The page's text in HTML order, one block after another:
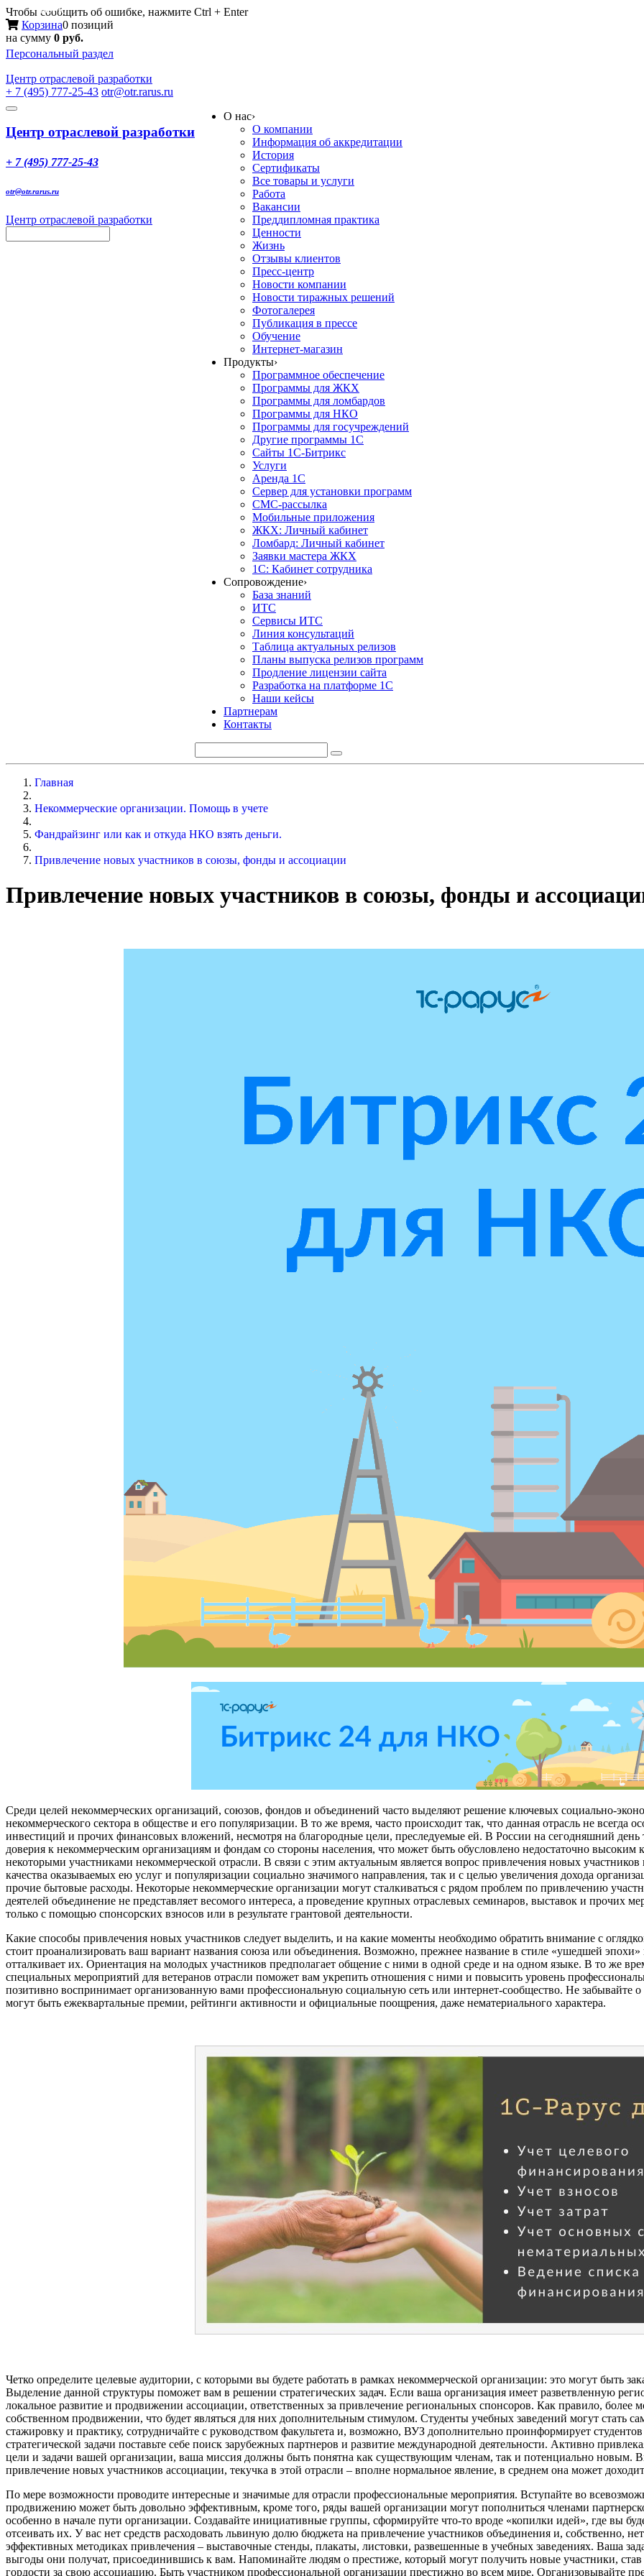
Чтобы сообщить об ошибке, нажмите Ctrl + Enter
Корзина0 позиций
на сумму 0 руб.
Персональный раздел
Центр отраслевой разработки
+ 7 (495) 777-25-43 otr@otr.rarus.ru
Toggle
Меню
Центр отраслевой разработки
+ 7 (495) 777-25-43
otr@otr.rarus.ru
Центр отраслевой разработки
О нас›
О компании
Информация об аккредитации
История
Сертификаты
Все товары и услуги
Работа
Вакансии
Преддипломная практика
Ценности
Жизнь
Отзывы клиентов
Пресс-центр
Новости компании
Новости тиражных решений
Фотогалерея
Публикация в прессе
Обучение
Интернет-магазин
Продукты›
Программное обеспечение
Программы для ЖКХ
Программы для ломбардов
Программы для НКО
Программы для госучреждений
Другие программы 1С
Сайты 1С-Битрикс
Услуги
Аренда 1С
Сервер для установки программ
СМС-рассылка
Мобильные приложения
ЖКХ: Личный кабинет
Ломбард: Личный кабинет
Заявки мастера ЖКХ
1С: Кабинет сотрудника
Сопровождение›
База знаний
ИТС
Сервисы ИТС
Линия консультаций
Таблица актуальных релизов
Планы выпуска релизов программ
Продление лицензии сайта
Разработка на платформе 1С
Наши кейсы
Партнерам
Контакты
Главная
Некоммерческие организации. Помощь в учете
Фандрайзинг или как и откуда НКО взять деньги.
Привлечение новых участников в союзы, фонды и ассоциации
Привлечение новых участников в союзы, фонды и
Среди целей некоммерческих организаций, союзов, фондов и объединений часто выделяют решение ключевых социально-
некоммерческого сектора в обществе и его популяризации. В то же время, часто происходит так, что данная отрасль не всегда
инвестиций и прочих финансовых вложений, несмотря на благородные цели, преследуемые ей. В России на сегодняшний день
доверия к некоммерческим организациям и фондам со стороны населения, что может быть обусловлено недостаточно
некоторыми участниками некоммерческой отрасли. В связи с этим актуальным является вопрос привлечения новых
качества оказываемых ею услуг и популяризации социально значимого направления, так и с целью увеличения дохода
прочие бытовые расходы. Некоторые некоммерческие организации могут сталкиваться с рядом проблем по привлечению
деятелей объединение не представляет весомого интереса, а проведение крупных отраслевых семинаров, выставок и прочих
только с помощью спонсорских взносов или в результате грантовой деятельности.
Какие способы привлечения новых участников следует выделить, и на какие моменты необходимо обратить внимание с
стоит проанализировать ваш вариант названия союза или объединения. Возможно, прежнее название в стиле «ушедшей
отталкивает их. Ориентация на молодых участников предполагает общение с ними в одной среде и на одном языке. В то же
специальных мероприятий для ветеранов отрасли поможет вам укрепить отношения с ними и повысить уровень
позитивно воспринимает организованную вами профессиональную социальную сеть или интернет-сообщество. Не
могут быть ежеквартальные премии, рейтинги активности и официальные поощрения, даже нематериального характера.
Четко определите целевые аудитории, с которыми вы будете работать в рамках некоммерческой организации: это могут быть
Выделение данной структуры поможет вам в решении стратегических задач. Если ваша организация имеет разветвленную
локальное развитие и продвижении ассоциации, ответственных за привлечение региональных спонсоров. Как правило, более
собственном продвижении, что будет являться для них дополнительным стимулом. Студенты учебных заведений могут
стажировку и практику, сотрудничайте с руководством факультета и, возможно, ВУЗ дополнительно проинформирует
стратегической задачи поставьте себе поиск зарубежных партнеров и развитие международной деятельности. Активно
цели и задачи вашей организации, ваша миссия должны быть понятна как существующим членам, так и потенциально
привлечение новых участников ассоциации, текучка в этой отрасли – вполне нормальное явление, в среднем она может
По мере возможности проводите интересные и значимые для отрасли профессиональные мероприятия. Вступайте во
продвижению может быть довольно эффективным, кроме того, ряды вашей организации могут пополниться членами
особенно в начале пути организации. Создавайте инициативные группы, сформируйте что-то вроде «копилки идей», где вы
отсеивать их. У вас нет средств расходовать львиную долю бюджета на привлечение участников объединения и, собственно,
эффективных методиках привлечения – выставочные стенды, плакаты, листовки, развешенные в учебных заведениях. Ваша
выгоды они получат, присоединившись к вам. Напоминайте людям о престиже, который могут получить новые участники,
гордости за свою ассоциацию. Быть участником профессиональной организации престижно во всем мире. Организовывайте